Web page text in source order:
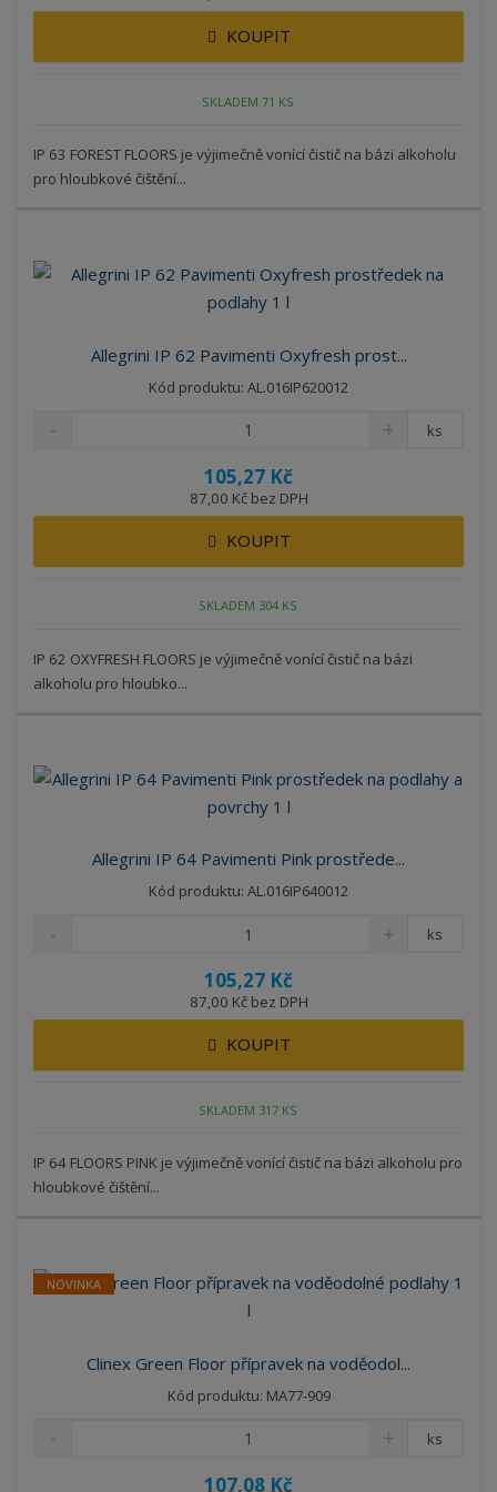
KOUPIT
SKLADEM 71 KS
IP 63 FOREST FLOORS je výjimečně vonící čistič na bázi alkoholu
pro hloubkové čištění...
Allegrini IP 62 Pavimenti Oxyfresh prost...
Kód produktu: AL.016IP620012
105,27 Kč
87,00 Kč bez DPH
ks
KOUPIT
SKLADEM 304 KS
IP 62 OXYFRESH FLOORS je výjimečně vonící čistič na bázi
alkoholu pro hloubko...
Allegrini IP 64 Pavimenti Pink prostřede...
Kód produktu: AL.016IP640012
105,27 Kč
87,00 Kč bez DPH
ks
KOUPIT
SKLADEM 317 KS
IP 64 FLOORS PINK je výjimečně vonící čistič na bázi alkoholu pro
hloubkové čištění...
NOVINKA
Clinex Green Floor přípravek na voděodol...
Kód produktu: MA77-909
107,08 Kč
ks